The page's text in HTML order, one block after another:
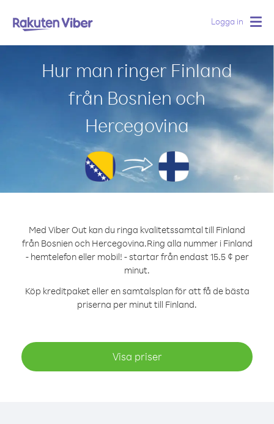
Logga in
Hur man ringer Finland
från Bosnien och
Hercegovina
Med Viber Out kan du ringa kvalitetssamtal till Finland
från Bosnien och Hercegovina.Ring alla nummer i Finland
- hemtelefon eller mobil! - startar från endast 15.5 ¢ per
minut.
Köp kreditpaket eller en samtalsplan för att få de bästa
priserna per minut till Finland.
Visa priser